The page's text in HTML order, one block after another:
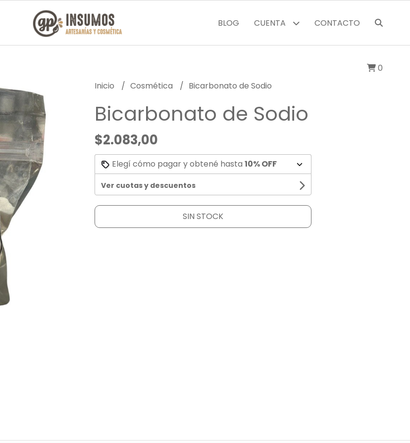
BLOG CUENTA CONTACTO
0
Inicio
Cosmética Bicarbonato de Sodio
Bicarbonato de Sodio
$2.083,00
Elegí cómo pagar y obtené hasta 10% OFF
Ver cuotas y descuentos
SIN STOCK